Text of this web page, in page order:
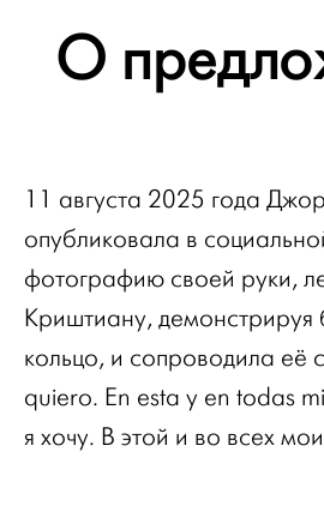
О
11 августа 2025 года
опубликовала в
фотографию своей руки,
Криштиану, демонстрируя
кольцо, и сопроводила её
quiero. En esta y en todas
я хочу. В этой и во всех